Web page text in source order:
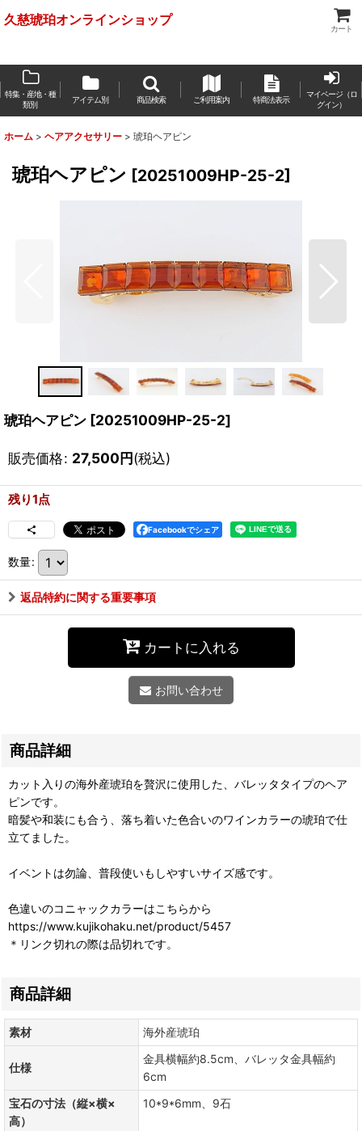
久慈琥珀オンラインショップ
カート
特集・産地・種
類別
アイテム別 商品検索 ご利用案内 特商法表示
マイページ（ロ
グイン）
ホーム > ヘアアクセサリー > 琥珀ヘアピン
琥珀ヘアピン [20251009HP-25-2]
琥珀ヘアピン [20251009HP-25-2]
販売価格: 27,500円(税込)
残り1点
Facebookでシェア
数量:
返品特約に関する重要事項
カートに入れる
お問い合わせ
商品詳細
カット入りの海外産琥珀を贅沢に使用した、バレッタタイプのヘア
ピンです。
暗髪や和装にも合う、落ち着いた色合いのワインカラーの琥珀で仕
立てました。
イベントは勿論、普段使いもしやすいサイズ感です。
色違いのコニャックカラーはこちらから
https://www.kujikohaku.net/product/5457
＊リンク切れの際は品切れです。
商品詳細
素材 海外産琥珀
仕様
金具横幅約8.5cm、バレッタ金具幅約
6cm
宝石の寸法（縦×横×
高）
10*9*6mm、9石